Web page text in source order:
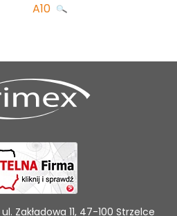
A10
ul. Zakładowa 11, 47-100 Strzelce